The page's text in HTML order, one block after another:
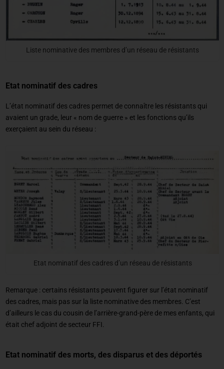
Liste nominative des membres d’un réseau de résistants
Etat nominatif des cadres
L’état nominatif des cadres permet de connaître les résistants qui
avaient un grade, leur « nom de guerre » et les fonctions qu’ils
exerçaient au sein du réseau :
Etat nominatif des cadres d’un réseau de résistants
Remarque : certains résistants peuvent figurer sur l’état nominatif
des cadres, mais pas sur la liste nominative des membres. C’est
d’ailleurs le cas du cousin de l’arrière-grand-père de mes enfants, qui
était chef adjoint de secteur FFI.
Etat nominatif des morts, des disparus et des déportés